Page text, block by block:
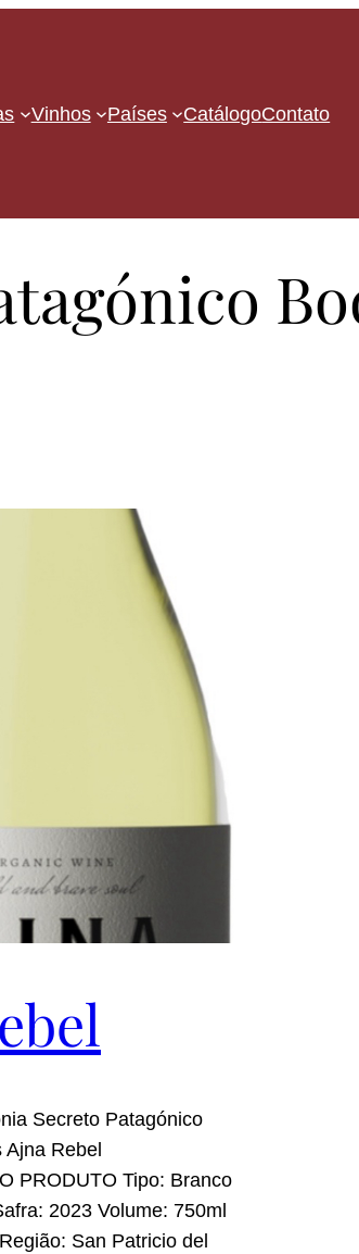
Vinhos Países CatálogoContato
Secreto Patagónico
Rebel
PRODUTO Tipo: Branco
2023 Volume: 750ml
San Patricio del